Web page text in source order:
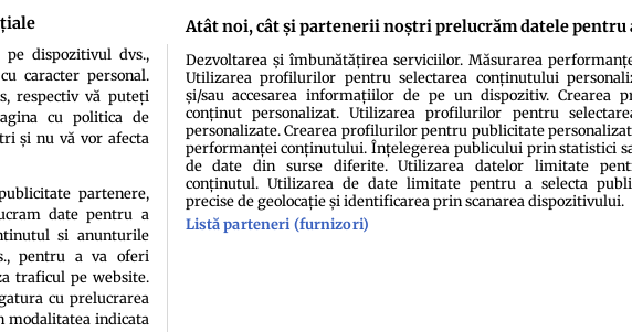
Politica de cookiesTermeni şi condiţii Echipa redacțională ContactSetări Cookies
dispozitivul dvs.,
caracter personal.
respectiv vă puteți
cu politica de
și nu vă vor afecta
partenere,
date pentru a
si anunturile
pentru a va oferi
traficul pe website.
cu prelucrarea
modalitatea indicata
Atât noi, cât și partenerii noștri prelucrăm datele pentru
Dezvoltarea și îmbunătățirea serviciilor. Măsurarea
Utilizarea profilurilor pentru selectarea conținutului
și/sau accesarea informațiilor de pe un dispozitiv. Crearea
conținut personalizat. Utilizarea profilurilor pentru
personalizate. Crearea profilurilor pentru publicitate
performanței conținutului. Înțelegerea publicului prin statistici
de date din surse diferite. Utilizarea datelor limitate
conținutul. Utilizarea de date limitate pentru a selecta
precise de geolocație și identificarea prin scanarea dispozitivului.
Listă parteneri (furnizori)